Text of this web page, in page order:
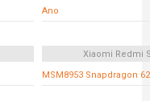
Ano
Xiaomi Redmi
MSM8953 Snapdragon